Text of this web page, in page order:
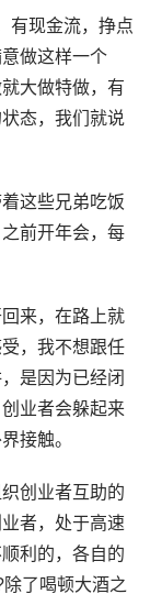
有现金流，挣点
做这样一个
大做特做，有
态，我们就说
这些兄弟吃饭
前开年会，每
来，在路上就
，我不想跟任
是因为已经闭
业者会躲起来
接触。
创业者互助的
者，处于高速
利的，各自的
了喝顿大酒之